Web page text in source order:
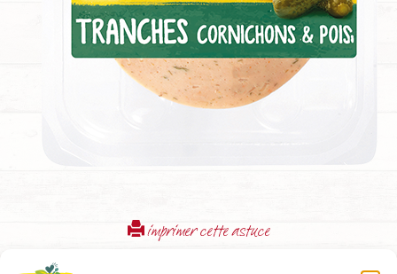
imprimer cette astuce